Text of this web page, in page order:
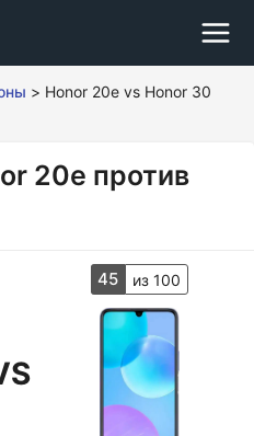
> Honor 20e vs Honor 30
20e против
45 из 100